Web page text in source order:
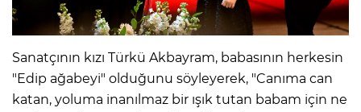
Sanatçının kızı Türkü Akbayram, babasının herkesin
"Edip ağabeyi" olduğunu söyleyerek, "Canıma can
katan, yoluma inanılmaz bir ışık tutan babam için ne